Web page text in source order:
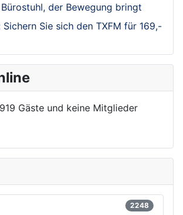
Bürostuhl, der Bewegung bringt
Sie sich den TXFM für 169,-
Gäste und keine Mitglieder
2248